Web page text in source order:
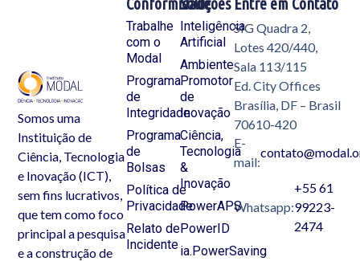
Somos uma
Instituição de
Ciência, Tecnologia
e Inovação (ICT),
sem fins lucrativos,
que tem como foco
principal a pesquisa
e a construção de
Soluções
Inteligência
Artificial
Ambiente
Promotor
de
Inovação
Ciência,
Tecnologia
&
Inovação
PowerAPS
PowerID
ia.PowerSaving
Conformidade
Trabalhe
com o
Modal
Programa
de
Integridade
Programa
de
Bolsas
Política de
Privacidade
Relato de
Incidente
Entre em Contato
SIG Quadra 2,
Lotes 420/440,
Sala 113/115
Ed. City Offices
Brasília, DF – Brasil
70610-420
E-
mail:
Whatsapp:
+55 61
99223-
2474